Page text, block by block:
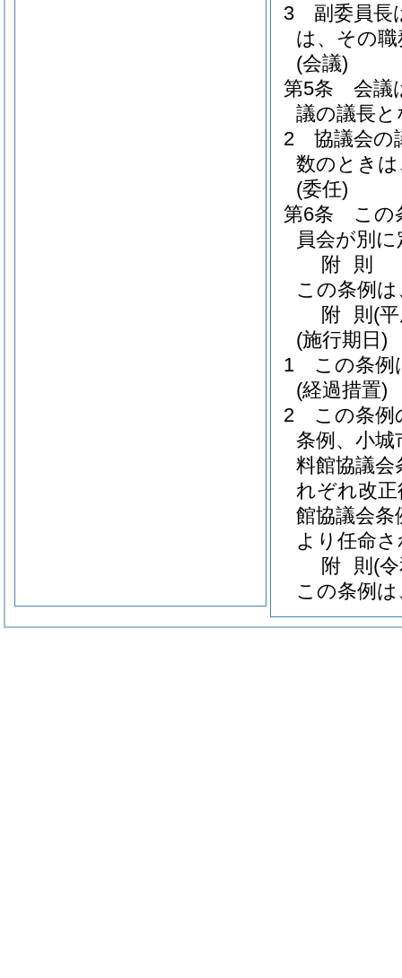
3
副委員長
は、その
(会議)
第5条
会議
議の議長
2
協議会の
数のとき
(委任)
第6条
この
員会が別
附 則
この条例
附 則 (
(施行期日)
1
この条例
(経過措置)
2
この条例
条例、小城
料館協議
れぞれ改正
館協議会条
より任命
附 則 (
この条例